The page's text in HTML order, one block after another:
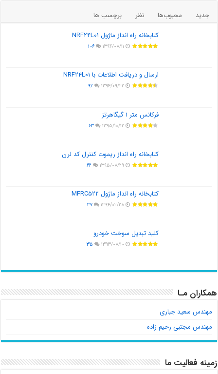
جدید محبوب‌ها نظر
برچسب ها
کتابخانه راه انداز ماژول NRF۲۴L۰۱
۱۳۹۴/۰۸/۱۱ ۱۰۶
ارسال و دریافت اطلاعات با NRF۲۴L۰۱
۱۳۹۴/۰۹/۲۲ ۹۲
فرکانس متر ۱ گیگاهرتز
۱۳۹۵/۱۰/۱۲ ۶۳
کتابخانه راه انداز ریموت کنترل کد لرن
۱۳۹۵/۰۸/۲۹ ۶۲
کتابخانه راه انداز ماژول MFRC۵۲۲
۱۳۹۴/۰۲/۲۸ ۳۷
کلید تبدیل سوخت خودرو
۱۳۹۳/۰۸/۱۰ ۳۵
همکاران مـا
مهندس سعید جباری
مهندس مجتبی رحیم زاده
زمینه فعالیت ما